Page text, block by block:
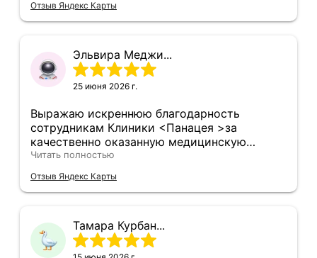
соблюдаем ваши рекомендации. Огромное
настоящие специалисты своего дела. Это
лучшая клиника, в которой нам довелось
побывать. Желаем вам успехов,
доброго! 🌹
Отзыв Яндекс Карты
Эльвира Меджи...
25 июня 2026 г.
Выражаю искреннюю благодарность
сотрудникам Клиники <Панацея >за
качественно оказанную медицинскую
помощь ребёнку. Хотелось бы отметить
высокий профессионализм врачей,
внимательное отношение, аккуратность в
спокойно и комфортно, все рекомендации
были подробно разъяснены. Спасибо всему
Читать полностью
Отзыв Яндекс Карты
Тамара Курбан...